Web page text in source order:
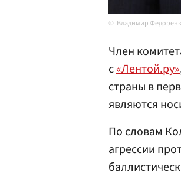
Владимир
Член
с«Лентой.ру»
страны в
являются
По словам
агрессии